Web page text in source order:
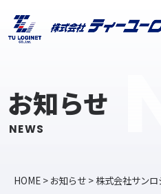
お知らせ
NEWS
HOME> お知らせ> 株式会社サン